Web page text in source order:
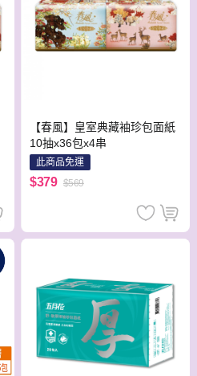
【春風】皇室典藏袖珍包面紙
10抽x36包x4串
此商品免運
$379 $569